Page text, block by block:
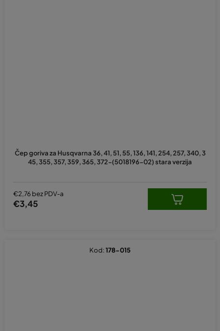
Čep goriva za Husqvarna 36, 41, 51, 55, 136, 141, 254, 257, 340, 3
45, 355, 357, 359, 365, 372-(5018196-02) stara verzija
€2,76 bez PDV-a
€3,45
Kod:178-015